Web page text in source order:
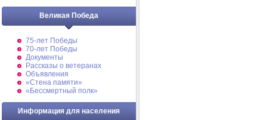
Великая Победа
75-лет Победы
70-лет Победы
Документы
Рассказы о ветеранах
Объявления
«Стена памяти»
«Бессмертный полк»
Информация для населения